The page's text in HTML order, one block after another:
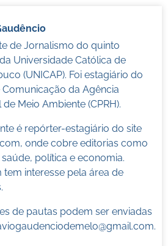
de Jornalismo do quinto
Universidade Católica de
(UNICAP). Foi estagiário do
Comunicação da Agência
Meio Ambiente (CPRH).
é repórter-estagiário do site
onde cobre editorias como
política e economia.
tem interesse pela área de
de pautas podem ser enviadas
.